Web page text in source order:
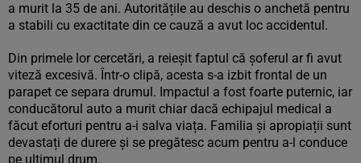
a murit la 35 de ani. Autoritățile au deschis o anchetă pentru
a stabili cu exactitate din ce cauză a avut loc accidentul.
Din primele lor cercetări, a reieșit faptul că șoferul ar fi avut
viteză excesivă. Într-o clipă, acesta s-a izbit frontal de un
parapet ce separa drumul. Impactul a fost foarte puternic, iar
conducătorul auto a murit chiar dacă echipajul medical a
făcut eforturi pentru a-i salva viața. Familia și apropiații sunt
devastați de durere și se pregătesc acum pentru a-l conduce
pe ultimul drum.